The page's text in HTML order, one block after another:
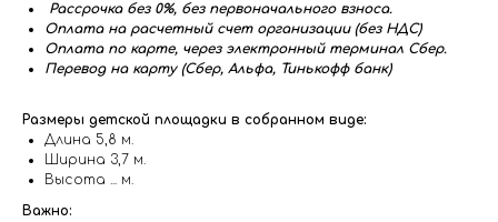
Рассрочка без 0%, без первоначального взноса.
Оплата на расчетный счет организации (без НДС)
Оплата по карте, через электронный терминал Сбер.
Перевод на карту (Сбер, Альфа, Тинькофф банк)
Размеры детской площадки в собранном виде:
Длина 5,8 м.
Ширина 3,7 м.
Высота ... м.
Важно: